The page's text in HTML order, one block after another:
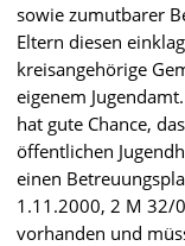
sowie zumutbarer
Eltern diesen
kreisangehörige
eigenem
hat gute Chance,
öffentlichen
einen
1.11.2000, 2 M 32/
vorhanden und